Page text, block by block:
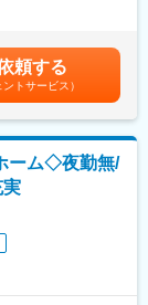
て、親身にお世
間」。お客様と働
で考える事で人
示
1名 支援員：女
頼する
ントサービス）
ーム◇夜勤無/
実